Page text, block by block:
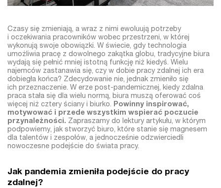
Czasy się zmieniają, a wraz z nimi ewoluują potrzeby
i oczekiwania pracowników wobec przestrzeni, w której
wykonują swoje obowiązki. W świecie, gdy technologia
umożliwia pracę z dowolnego zakątka globu, tradycyjne biura
wydają się pełnić mniej istotną funkcję niż kiedyś. Wielu
najemców zastanawia się, czy w dobie pracy zdalnej ich era
dobiegła końca? Zdecydowanie nie, jednak zmieniło się
ich przeznaczenie. W erze post-pandemicznej, kiedy zdalna
praca stała się dla wielu normą, biura muszą oferować coś
więcej niż cztery ściany i biurko. Powinny inspirować,
motywować i przede wszystkim wspierać poczucie
przynależności. Zapraszamy do lektury artykułu, w którym
podpowiemy, jak stworzyć biuro, które stanie się magnesem
dla talentów i zespołów, a jednocześnie odzwierciedli
nowoczesne podejście do świata pracy.
Jak pandemia zmieniła podejście do pracy
zdalnej?